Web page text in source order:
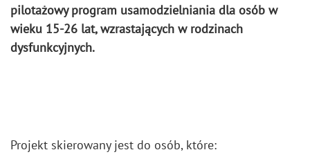
pilotażowy program usamodzielniania dla osób w
wieku 15-26 lat, wzrastających w rodzinach
dysfunkcyjnych.
Projekt skierowany jest do osób, które: